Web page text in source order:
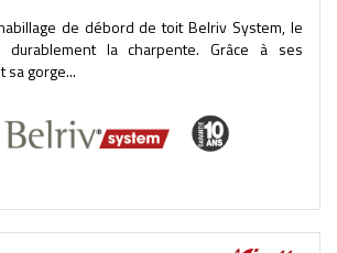
de débord de toit Belriv System, le
durablement la charpente. Grâce à ses
sa gorge...